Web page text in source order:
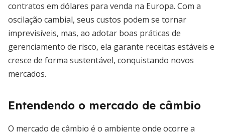
contratos em dólares para venda na Europa. Com a
oscilação cambial, seus custos podem se tornar
imprevisíveis, mas, ao adotar boas práticas de
gerenciamento de risco, ela garante receitas estáveis e
cresce de forma sustentável, conquistando novos
mercados.
Entendendo o mercado de câmbio
O mercado de câmbio é o ambiente onde ocorre a